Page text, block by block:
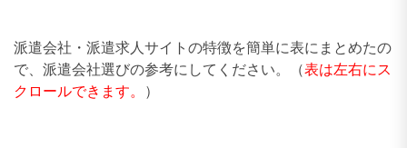
派遣会社・派遣求人サイトの特徴を簡単に表にまとめたの
で、派遣会社選びの参考にしてください。（表は左右にス
クロールできます。
）